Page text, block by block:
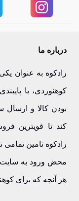
درباره ما
رادکوه به عنوان
کوهنوردی، با
بودن کالا و
کند تا قویترین
رادکوه تامین
محض ورود به سایت
هر آنچه که برای